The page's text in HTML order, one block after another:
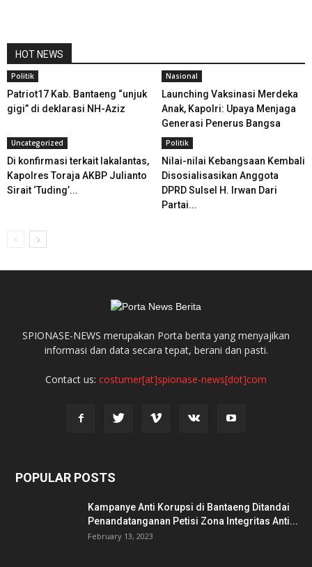
HOT NEWS
Politik
Patriot17 Kab. Bantaeng “unjuk
gigi” di deklarasi NH-Aziz
Nasional
Launching Vaksinasi Merdeka
Anak, Kapolri: Upaya Menjaga
Generasi Penerus Bangsa
Uncategorized
Di konfirmasi terkait lakalantas,
Kapolres Toraja AKBP Julianto
Sirait ‘Tuding’...
Politik
Nilai-nilai Kebangsaan Kembali
Disosialisasikan Anggota
DPRD Sulsel H. Irwan Dari
Partai...
SPIONASE-NEWS merupakan Porta berita yang menyajikan
informasi dan data secara tepat, berani dan pasti.
Contact us: costumer[at]spionase-news[dot]com
POPULAR POSTS
Kampanye Anti Korupsi di Bantaeng Ditandai
Penandatanganan Petisi Zona Integritas Anti...
February 13, 2023